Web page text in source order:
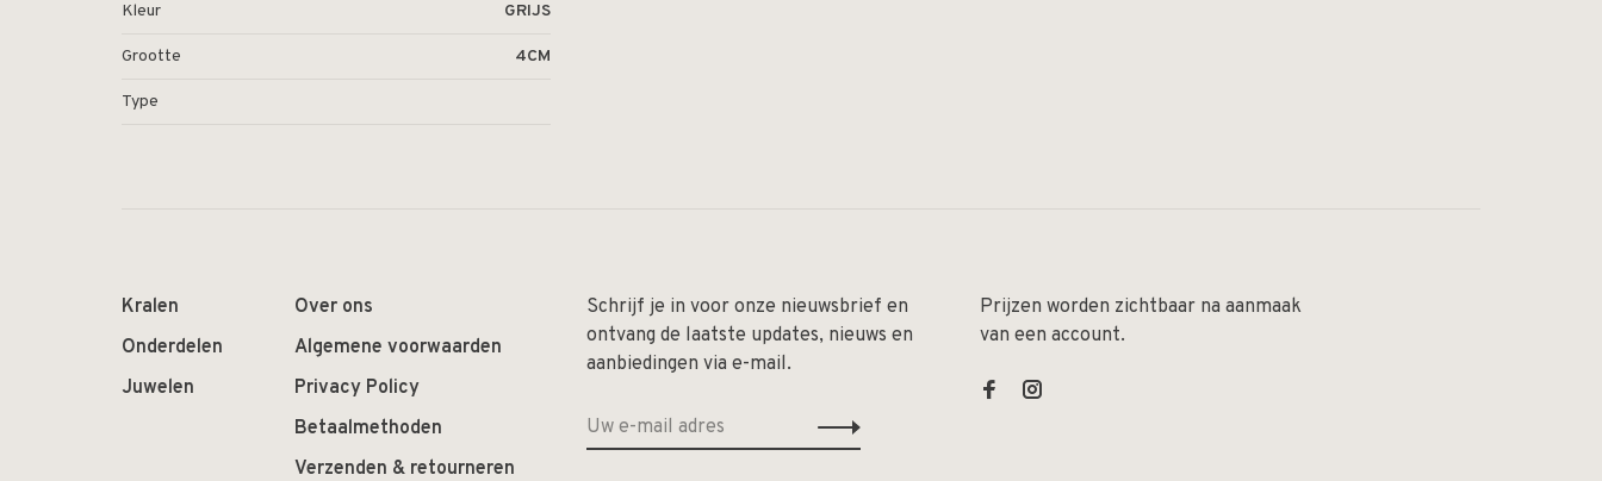
Kleur GRIJS
Grootte 4CM
Type
Kralen
Onderdelen
Juwelen
Over ons
Algemene voorwaarden
Privacy Policy
Betaalmethoden
Verzenden & retourneren
Schrijf je in voor onze nieuwsbrief en
ontvang de laatste updates, nieuws en
aanbiedingen via e-mail.
Prijzen worden zichtbaar na aanmaak
van een account.